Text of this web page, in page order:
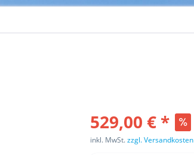
529,00 € *
inkl. MwSt.zzgl. Versandkosten